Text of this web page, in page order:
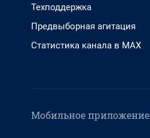
Техподдержка
Предвыборная агитация
Статистика канала в MAX
Мобильное приложение